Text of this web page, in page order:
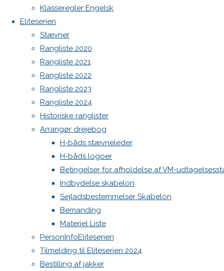
Klasseregler Engelsk
Eliteserien
Stævner
Rangliste 2020
Rangliste 2021
Rangliste 2022
Rangliste 2023
Rangliste 2024
Historiske ranglister
Arrangør drejebog
H-båds stævneleder
H-båds logoer
Betingelser for afholdelse af VM-
Indbydelse skabelon
Sejladsbestemmelser Skabelon
Bemanding
Materiel Liste
PersonInfoEliteserien
Tilmelding til Eliteserien 2024
Bestilling af jakker
image
Next
image
Skriv
et
svar
Din e-
mailadresse
vil ikke
blive
publiceret.
Krævede
felter er
WordPress.org